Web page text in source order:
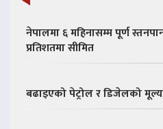
नेपालमा ६ महिनासम्म पूर्ण
प्रतिशतमा सीमित
बढाइएको पेट्रोल र डिजेलको